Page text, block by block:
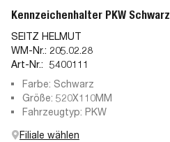
Kennzeichenhalter PKW Schwarz
SEITZ HELMUT
WM-Nr.: 205.02.28
Art-Nr.: 5400111
Farbe: Schwarz
Größe: 520X110MM
Fahrzeugtyp: PKW
Filiale wählen